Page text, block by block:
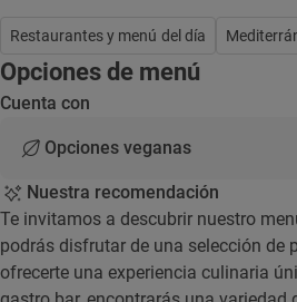
Restaurantes y menú del día
Opciones de menú
Cuenta con
Opciones veganas
Nuestra recomendación
Te invitamos a descubrir nuestro
podrás disfrutar de una selección de
ofrecerte una experiencia culinaria